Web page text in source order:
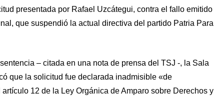
presentada por Rafael Uzcátegui, contra el fallo emitido
que suspendió la actual directiva del partido Patria Para
– citada en una nota de prensa del TSJ -, la Sala
que la solicitud fue declarada inadmisible «de
12 de la Ley Orgánica de Amparo sobre Derechos y